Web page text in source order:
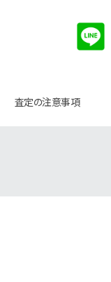
査定の注意事項